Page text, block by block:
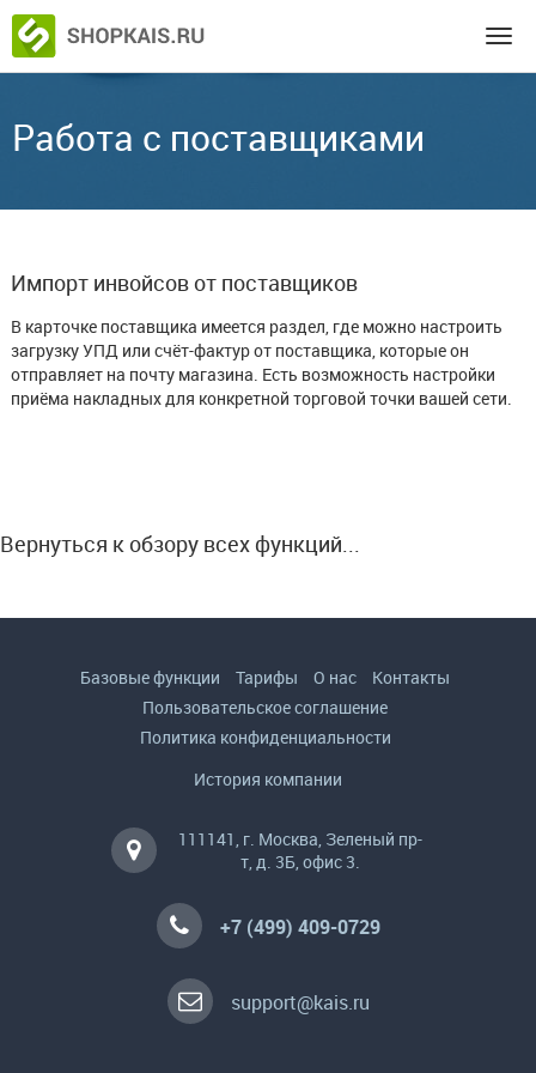
Работа с поставщиками
Импорт инвойсов от поставщиков
В карточке поставщика имеется раздел, где можно настроить
загрузку УПД или счёт-фактур от поставщика, которые он
отправляет на почту магазина. Есть возможность настройки
приёма накладных для конкретной торговой точки вашей сети.
Вернуться к обзору всех функций...
Базовые функции Тарифы О нас
Контакты
Пользовательское соглашение
Политика конфиденциальности
История компании
111141, г. Москва, Зеленый пр-
т, д. 3Б, офис 3.
+7 (499) 409-0729
support@kais.ru